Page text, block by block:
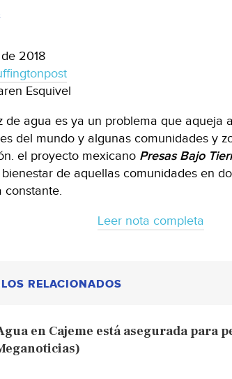
2018
Esquivel
de agua es ya un problema que aqueja
del mundo y algunas comunidades y
el proyecto mexicano Presas Bajo
de aquellas comunidades en
constante.
Leer nota completa
RELACIONADOS
en Cajeme está asegurada para